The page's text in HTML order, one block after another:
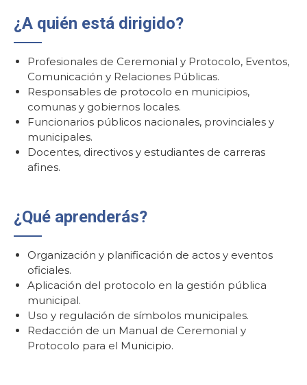
¿A quién está dirigido?
Profesionales de Ceremonial y Protocolo, Eventos,
Comunicación y Relaciones Públicas.
Responsables de protocolo en municipios,
comunas y gobiernos locales.
Funcionarios públicos nacionales, provinciales y
municipales.
Docentes, directivos y estudiantes de carreras
afines.
¿Qué aprenderás?
Organización y planificación de actos y eventos
oficiales.
Aplicación del protocolo en la gestión pública
municipal.
Uso y regulación de símbolos municipales.
Redacción de un Manual de Ceremonial y
Protocolo para el Municipio.